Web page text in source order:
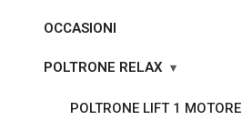
OCCASIONI
POLTRONE RELAX
POLTRONE LIFT 1 MOTORE